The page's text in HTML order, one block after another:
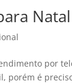
Natal
por
porém é